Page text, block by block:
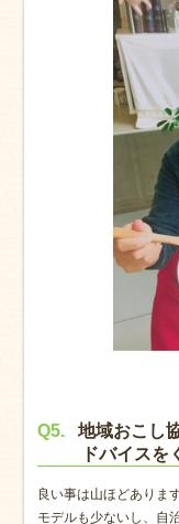
Q5.
地域おこし
ドバイスを
良い事は山ほどありま
モデルも少ないし、自